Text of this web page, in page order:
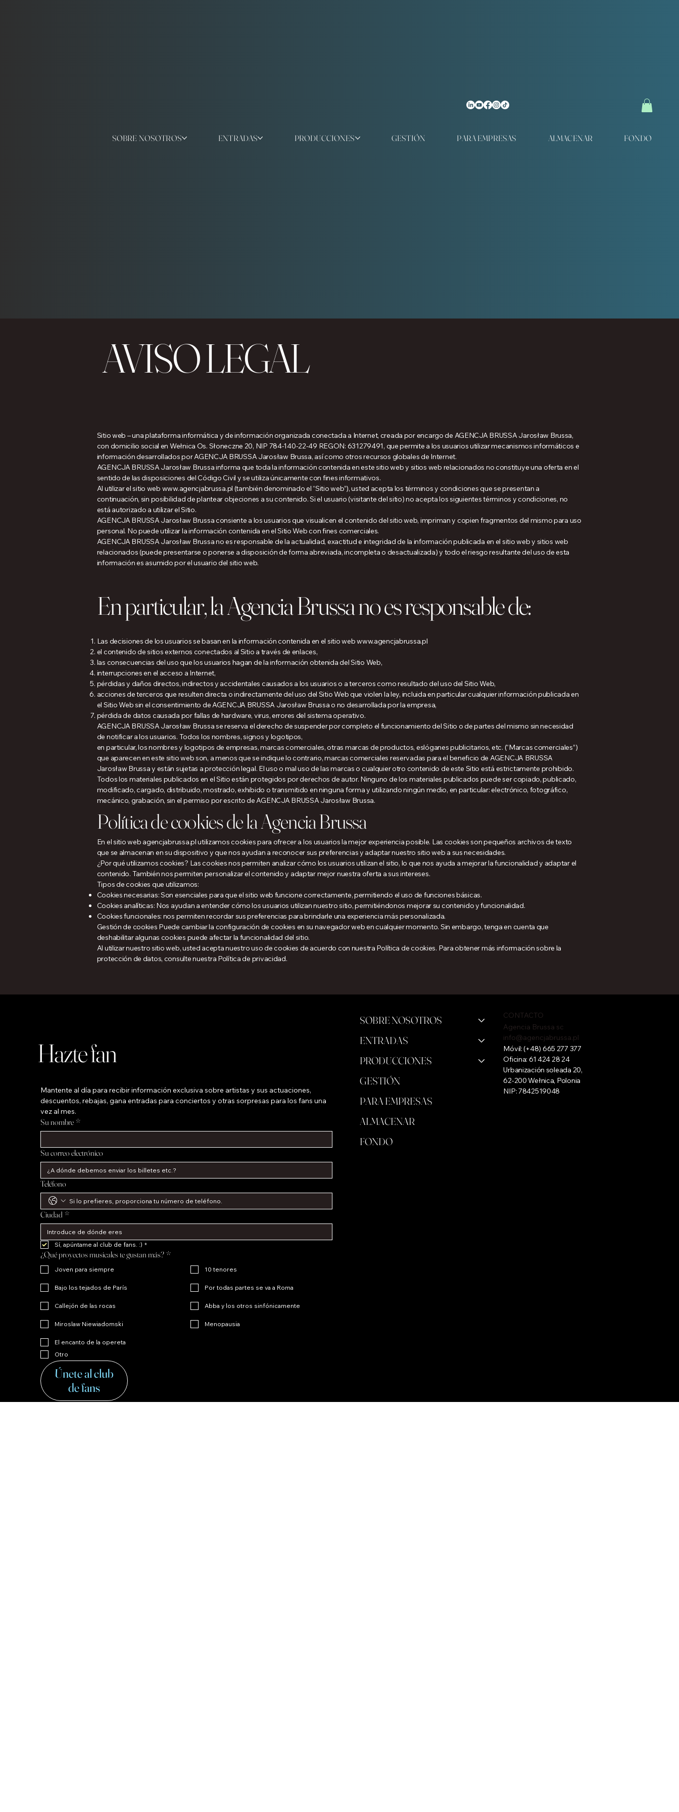
SOBRE NOSOTROS ENTRADAS PRODUCCIONES GESTIÓN PARA EMPRESAS ALMACENAR FONDO
AVISO LEGAL
Sitio web – una plataforma informática y de información organizada conectada a Internet, creada por encargo de AGENCJA BRUSSA Jarosław Brussa,
con domicilio social en Wełnica Os. Słoneczne 20, NIP 784-140-22-49 REGON: 631279491, que permite a los usuarios utilizar mecanismos informáticos e
información desarrollados por AGENCJA BRUSSA Jarosław Brussa, así como otros recursos globales de Internet.
AGENCJA BRUSSA Jarosław Brussa informa que toda la información contenida en este sitio web y sitios web relacionados no constituye una oferta en el
sentido de las disposiciones del Código Civil y se utiliza únicamente con fines informativos.
Al utilizar el sitio web www.agencjabrussa.pl (también denominado el “Sitio web”), usted acepta los términos y condiciones que se presentan a
continuación, sin posibilidad de plantear objeciones a su contenido. Si el usuario (visitante del sitio) no acepta los siguientes términos y condiciones, no
está autorizado a utilizar el Sitio.
AGENCJA BRUSSA Jarosław Brussa consiente a los usuarios que visualicen el contenido del sitio web, impriman y copien fragmentos del mismo para uso
personal. No puede utilizar la información contenida en el Sitio Web con fines comerciales.
AGENCJA BRUSSA Jarosław Brussa no es responsable de la actualidad, exactitud e integridad de la información publicada en el sitio web y sitios web
relacionados (puede presentarse o ponerse a disposición de forma abreviada, incompleta o desactualizada) y todo el riesgo resultante del uso de esta
información es asumido por el usuario del sitio web.
En particular, la Agencia Brussa no es responsable de:
Las decisiones de los usuarios se basan en la información contenida en el sitio webwww.agencjabrussa.pl
el contenido de sitios externos conectados al Sitio a través de enlaces,
las consecuencias del uso que los usuarios hagan de la información obtenida del Sitio Web,
interrupciones en el acceso a Internet,
pérdidas y daños directos, indirectos y accidentales causados a los usuarios o a terceros como resultado del uso del Sitio Web,
acciones de terceros que resulten directa o indirectamente del uso del Sitio Web que violen la ley, incluida en particular cualquier información publicada en
el Sitio Web sin el consentimiento de AGENCJA BRUSSA Jarosław Brussa o no desarrollada por la empresa,
pérdida de datos causada por fallas de hardware, virus, errores del sistema operativo.
AGENCJA BRUSSA Jarosław Brussa se reserva el derecho de suspender por completo el funcionamiento del Sitio o de partes del mismo sin necesidad
de notificar a los usuarios. Todos los nombres, signos y logotipos,
en particular, los nombres y logotipos de empresas, marcas comerciales, otras marcas de productos, eslóganes publicitarios, etc. (“Marcas comerciales”)
que aparecen en este sitio web son, a menos que se indique lo contrario, marcas comerciales reservadas para el beneficio de AGENCJA BRUSSA
Jarosław Brussa y están sujetas a protección legal. El uso o mal uso de las marcas o cualquier otro contenido de este Sitio está estrictamente prohibido.
Todos los materiales publicados en el Sitio están protegidos por derechos de autor. Ninguno de los materiales publicados puede ser copiado, publicado,
modificado, cargado, distribuido, mostrado, exhibido o transmitido en ninguna forma y utilizando ningún medio, en particular: electrónico, fotográfico,
mecánico, grabación, sin el permiso por escrito de AGENCJA BRUSSA Jarosław Brussa.
Política de cookies de la Agencia Brussa
En el sitio web agencjabrussa.pl utilizamos cookies para ofrecer a los usuarios la mejor experiencia posible. Las cookies son pequeños archivos de texto
que se almacenan en su dispositivo y que nos ayudan a reconocer sus preferencias y adaptar nuestro sitio web a sus necesidades.
¿Por qué utilizamos cookies? Las cookies nos permiten analizar cómo los usuarios utilizan el sitio, lo que nos ayuda a mejorar la funcionalidad y adaptar el
contenido. También nos permiten personalizar el contenido y adaptar mejor nuestra oferta a sus intereses.
Tipos de cookies que utilizamos:
Cookies necesarias: Son esenciales para que el sitio web funcione correctamente, permitiendo el uso de funciones básicas.
Cookies analíticas: Nos ayudan a entender cómo los usuarios utilizan nuestro sitio, permitiéndonos mejorar su contenido y funcionalidad.
Cookies funcionales: nos permiten recordar sus preferencias para brindarle una experiencia más personalizada.
Gestión de cookies Puede cambiar la configuración de cookies en su navegador web en cualquier momento. Sin embargo, tenga en cuenta que
deshabilitar algunas cookies puede afectar la funcionalidad del sitio.
Al utilizar nuestro sitio web, usted acepta nuestro uso de cookies de acuerdo con nuestra Política de cookies. Para obtener más información sobre la
protección de datos, consulte nuestra Política de privacidad.
Hazte fan
Mantente al día para recibir información exclusiva sobre artistas y sus actuaciones,
descuentos, rebajas, gana entradas para conciertos y otras sorpresas para los fans una
vez al mes.
Su nombre *
Su correo electrónico
Teléfono
Ciudad *
Sí, apúntame al club de fans. :) *
¿Qué proyectos musicales te gustan más? *
Joven para siempre 10 tenores
Bajo los tejados de París Por todas partes se va a Roma
Callejón de las rocas Abba y los otros sinfónicamente
Miroslaw Niewiadomski Menopausia
El encanto de la opereta
Otro
Únete al club
de fans
CONTACTO
Agencia Brussa sc
info@agencjabrussa.pl
Móvil:(+48) 665 277 377
Oficina: 61 424 28 24
Urbanización soleada 20,
62-200 Wełnica, Polonia
NIP: 7842519048
SOBRE NOSOTROS
ENTRADAS
PRODUCCIONES
GESTIÓN
PARA EMPRESAS
ALMACENAR
FONDO